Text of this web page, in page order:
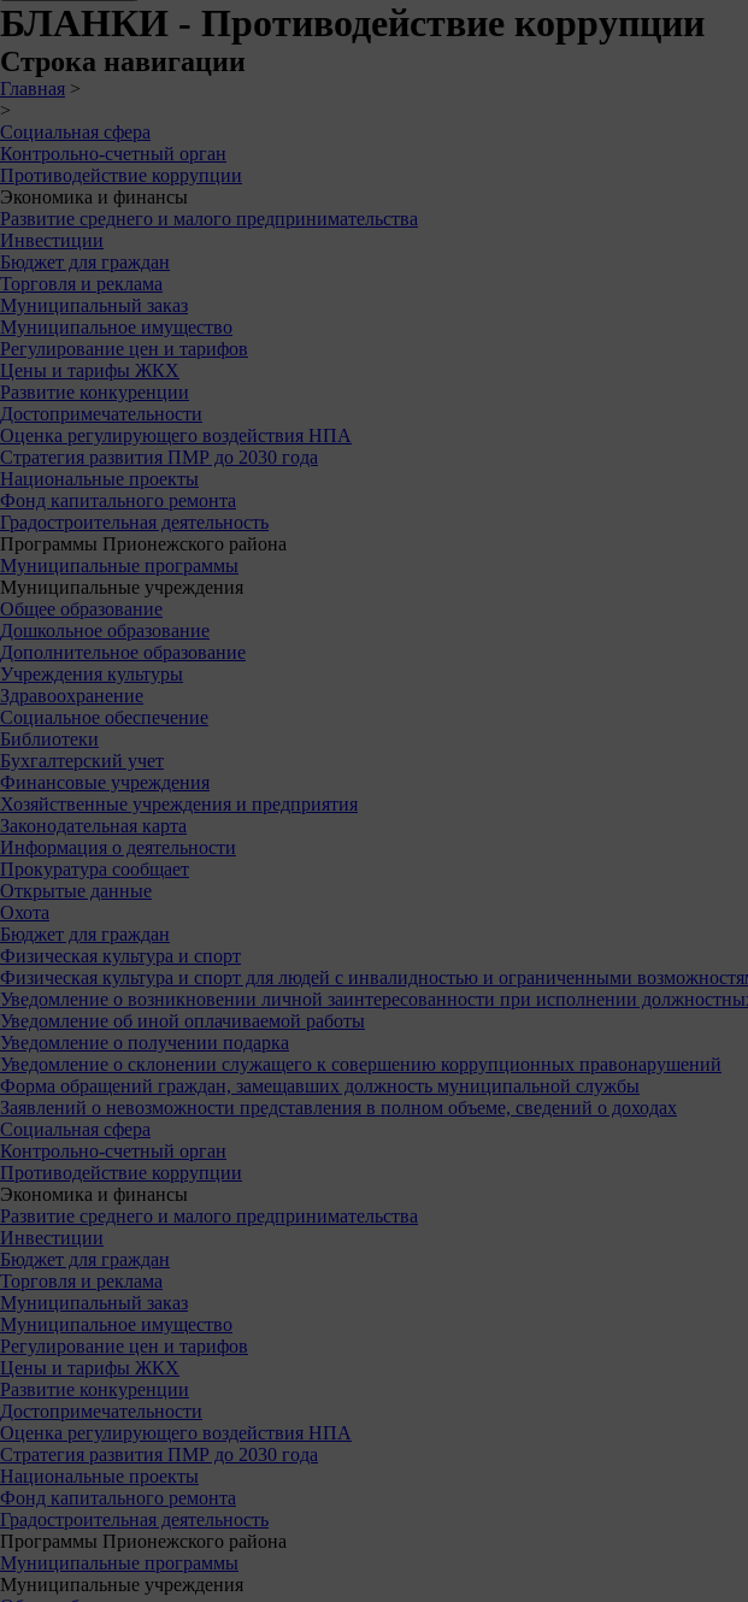
БЛАНКИ - Противодействие коррупции
Строка навигации
Главная >
>
Социальная сфера
Контрольно-счетный орган
Противодействие коррупции
Экономика и финансы
Развитие среднего и малого предпринимательства
Инвестиции
Бюджет для граждан
Торговля и реклама
Муниципальный заказ
Муниципальное имущество
Регулирование цен и тарифов
Цены и тарифы ЖКХ
Развитие конкуренции
Достопримечательности
Оценка регулирующего воздействия НПА
Стратегия развития ПМР до 2030 года
Национальные проекты
Фонд капитального ремонта
Градостроительная деятельность
Программы Прионежского района
Муниципальные программы
Муниципальные учреждения
Общее образование
Дошкольное образование
Дополнительное образование
Учреждения культуры
Здравоохранение
Социальное обеспечение
Библиотеки
Бухгалтерский учет
Финансовые учреждения
Хозяйственные учреждения и предприятия
Законодательная карта
Информация о деятельности
Прокуратура сообщает
Открытые данные
Охота
Бюджет для граждан
Физическая культура и спорт
Физическая культура и спорт для людей с инвалидностью и ограниченными
Уведомление о возникновении личной заинтересованности при исполнении
Уведомление об иной оплачиваемой работы
Уведомление о получении подарка
Уведомление о склонении служащего к совершению коррупционных правонарушений
Форма обращений граждан, замещавших должность муниципальной службы
Заявлений о невозможности представления в полном объеме, сведений о доходах
Социальная сфера
Контрольно-счетный орган
Противодействие коррупции
Экономика и финансы
Развитие среднего и малого предпринимательства
Инвестиции
Бюджет для граждан
Торговля и реклама
Муниципальный заказ
Муниципальное имущество
Регулирование цен и тарифов
Цены и тарифы ЖКХ
Развитие конкуренции
Достопримечательности
Оценка регулирующего воздействия НПА
Стратегия развития ПМР до 2030 года
Национальные проекты
Фонд капитального ремонта
Градостроительная деятельность
Программы Прионежского района
Муниципальные программы
Муниципальные учреждения